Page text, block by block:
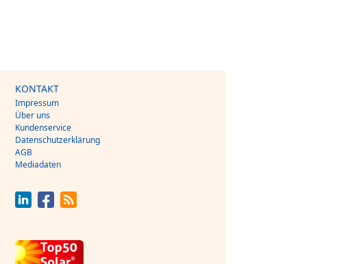
KONTAKT
Impressum
Über uns
Kundenservice
Datenschutzerklärung
AGB
Mediadaten